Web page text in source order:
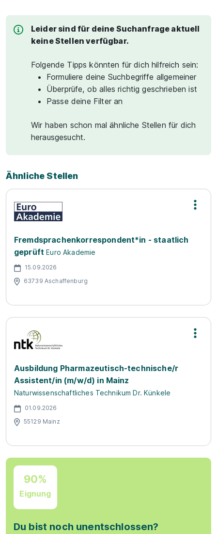
Leider sind für deine Suchanfrage aktuell
keine Stellen verfügbar.
Folgende Tipps könnten für dich hilfreich sein:
Formuliere deine Suchbegriffe allgemeiner
Überprüfe, ob alles richtig geschrieben ist
Passe deine Filter an
Wir haben schon mal ähnliche Stellen für dich
herausgesucht.
Ähnliche Stellen
Fremdsprachenkorrespondent*in - staatlich
geprüft Euro Akademie
15.09.2026
63739 Aschaffenburg
Ausbildung Pharmazeutisch-technische/r
Assistent/in (m/w/d) in Mainz
Naturwissenschaftliches Technikum Dr. Künkele
01.09.2026
55129 Mainz
90%
Eignung
Du bist noch unentschlossen?